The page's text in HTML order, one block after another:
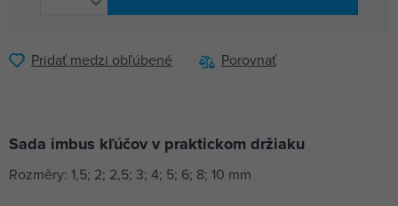
Pridať medzi obľúbené Porovnať
Sada imbus kľúčov v praktickom držiaku
Rozměry: 1,5; 2; 2,5; 3; 4; 5; 6; 8; 10 mm